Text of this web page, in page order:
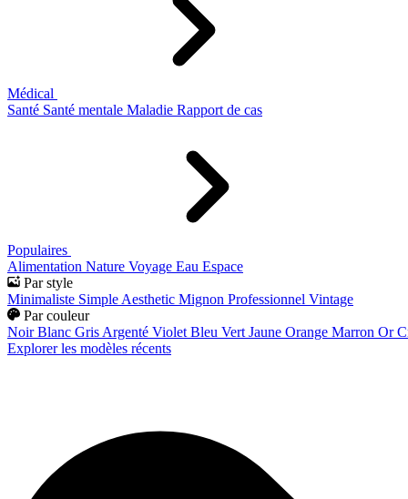
Médical
Santé Santé mentale Maladie Rapport de cas
Populaires
Alimentation Nature Voyage Eau Espace
Par style
Minimaliste Simple Aesthetic Mignon Professionnel Vintage
Par couleur
Noir Blanc Gris Argenté Violet Bleu Vert Jaune Orange Marron Or
Explorer les modèles récents